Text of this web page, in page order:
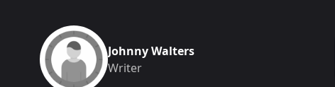
Johnny Walters
Writer